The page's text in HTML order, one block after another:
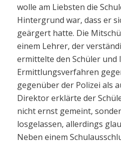
wolle am Liebsten die
Hintergrund war, dass er
geärgert hatte. Die
einem Lehrer, der
ermittelte den Schüler und
Ermittlungsverfahren
gegenüber der Polizei als
Direktor erklärte der
nicht ernst gemeint,
losgelassen, allerdings
Neben einem